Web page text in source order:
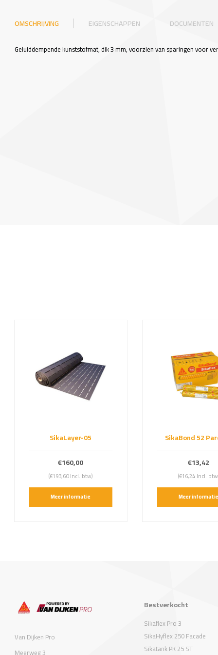
OMSCHRIJVING EIGENSCHAPPEN DOCUMENTEN
Geluiddempende kunststofmat, dik 3 mm, voorzien van sparingen voor
SikaLayer-05
€160,00
(€193,60 Incl. btw)
Meer informatie
SikaBond 52
€13,42
(€16,24 Incl.
Meer informatie
Van Dijken Pro
Meerweg 3
Bestverkocht
Sikaflex Pro 3
SikaHyflex 250 Facade
Sikatank PK 25 ST